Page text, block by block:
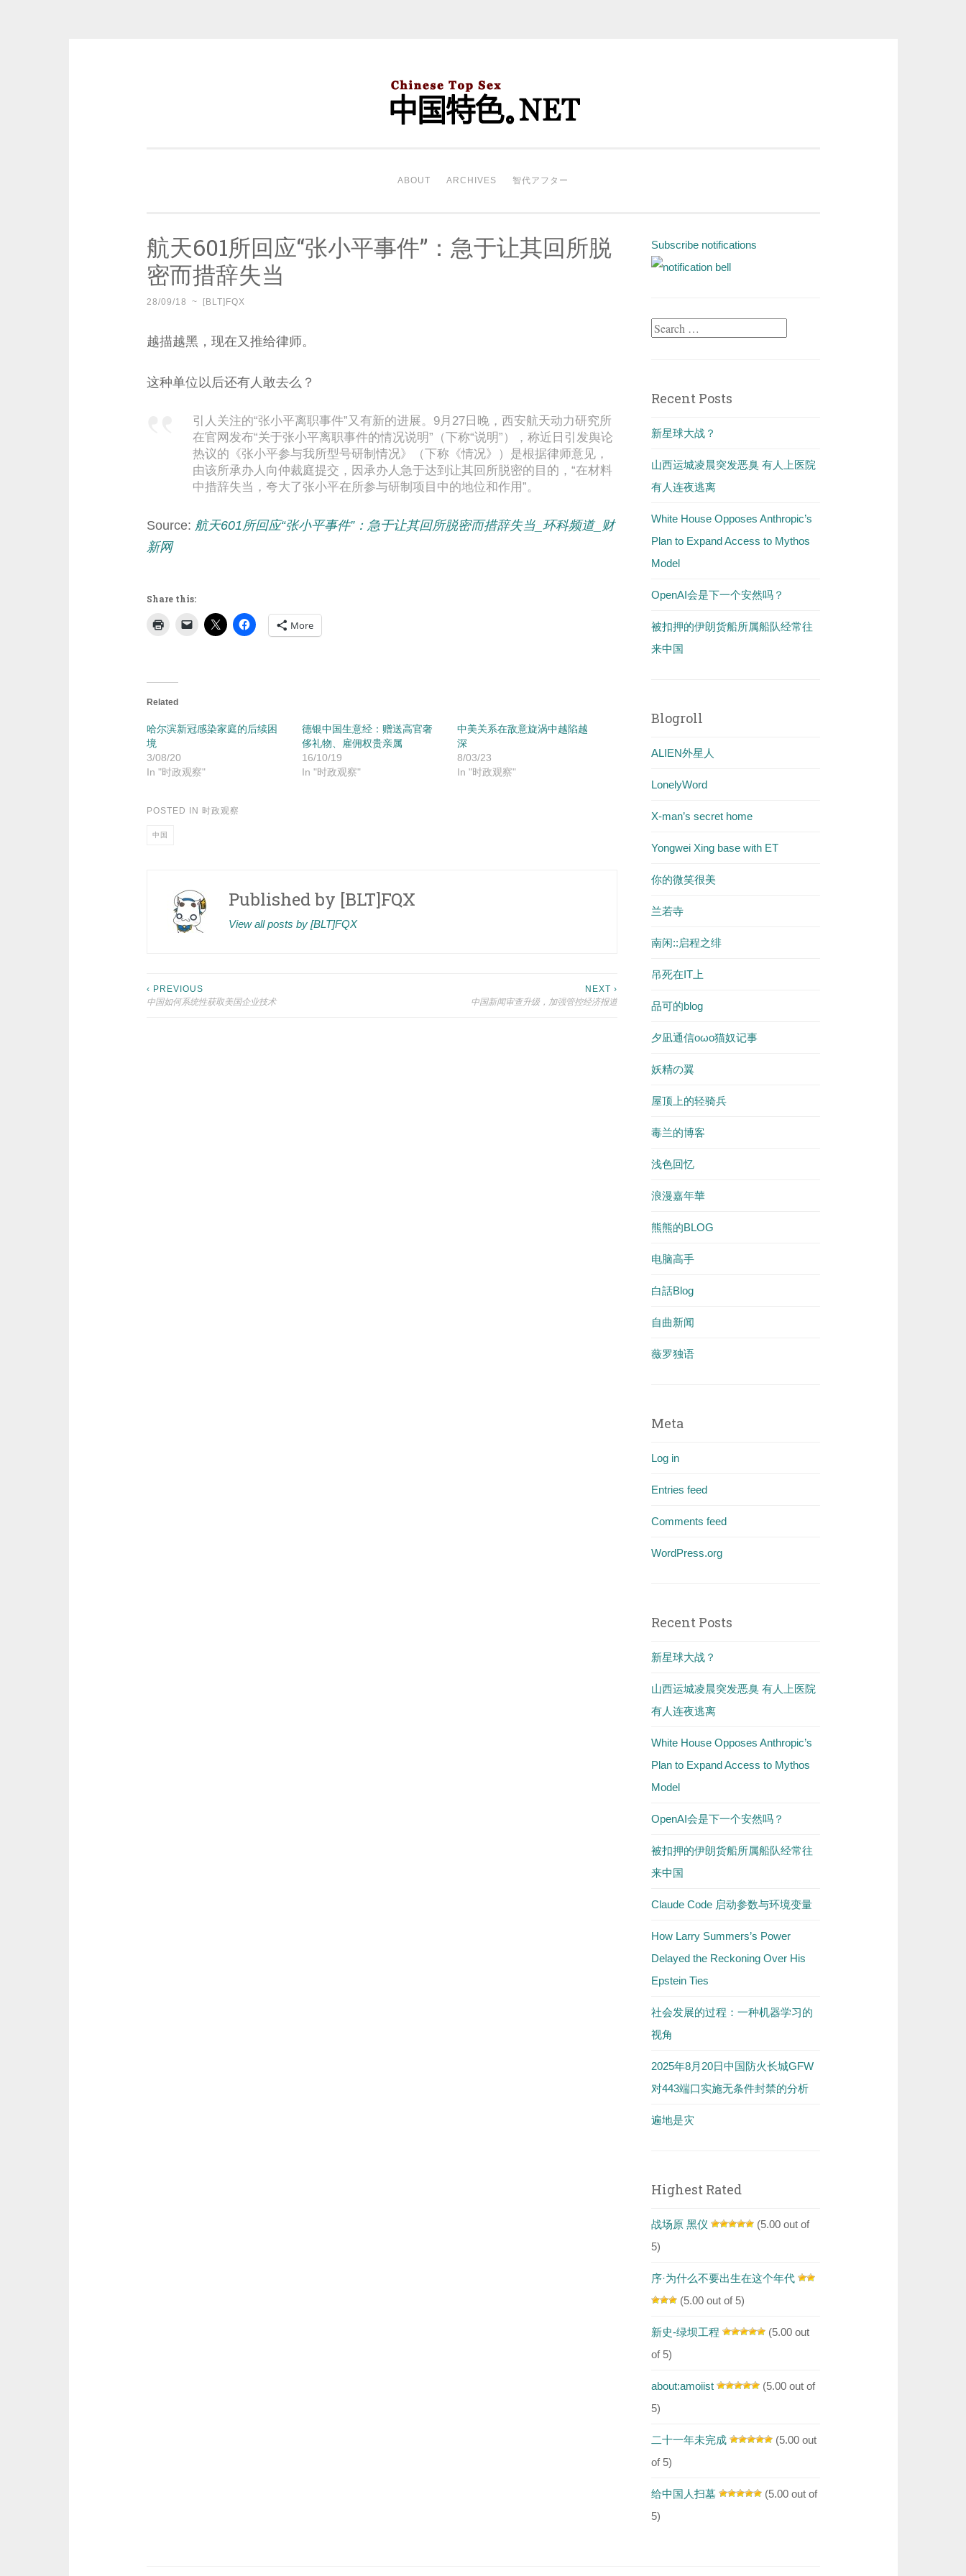
ABOUT ARCHIVES 智代アフター
航天601所回应“张小平事件”：急于让其回所脱
密而措辞失当
28/09/18 ~ [BLT]FQX
越描越黑，现在又推给律师。
这种单位以后还有人敢去么？
引人关注的“张小平离职事件”又有新的进展。9月27日晚，西安航天动力研究所
在官网发布“关于张小平离职事件的情况说明”（下称“说明”），称近日引发舆论
热议的《张小平参与我所型号研制情况》（下称《情况》）是根据律师意见，
由该所承办人向仲裁庭提交，因承办人急于达到让其回所脱密的目的，“在材料
中措辞失当，夸大了张小平在所参与研制项目中的地位和作用”。
Source: 航天601所回应“张小平事件”：急于让其回所脱密而措辞失当_环科频道_财
新网
Share this:
More
Related
哈尔滨新冠感染家庭的后续困
境
3/08/20
In "时政观察"
德银中国生意经：赠送高官奢
侈礼物、雇佣权贵亲属
16/10/19
In "时政观察"
中美关系在敌意旋涡中越陷越
深
8/03/23
In "时政观察"
POSTED IN 时政观察
中国
Published by [BLT]FQX
View all posts by [BLT]FQX
Post
‹ PREVIOUS
中国如何系统性获取美国企业技术
NEXT ›
中国新闻审查升级，加强管控经济报道
Subscribe notifications
Search
Recent Posts
新星球大战？
山西运城凌晨突发恶臭 有人上医院
有人连夜逃离
White House Opposes Anthropic’s
Plan to Expand Access to Mythos
Model
OpenAI会是下一个安然吗？
被扣押的伊朗货船所属船队经常往
来中国
Blogroll
ALIEN外星人
LonelyWord
X-man’s secret home
Yongwei Xing base with ET
你的微笑很美
兰若寺
南闲::启程之绯
吊死在IT上
品可的blog
夕凪通信oωo猫奴记事
妖精の翼
屋顶上的轻骑兵
毒兰的博客
浅色回忆
浪漫嘉年華
熊熊的BLOG
电脑高手
白話Blog
自曲新闻
薇罗独语
Meta
Log in
Entries feed
Comments feed
WordPress.org
Recent Posts
新星球大战？
山西运城凌晨突发恶臭 有人上医院
有人连夜逃离
White House Opposes Anthropic’s
Plan to Expand Access to Mythos
Model
OpenAI会是下一个安然吗？
被扣押的伊朗货船所属船队经常往
来中国
Claude Code 启动参数与环境变量
How Larry Summers’s Power
Delayed the Reckoning Over His
Epstein Ties
社会发展的过程：一种机器学习的
视角
2025年8月20日中国防火长城GFW
对443端口实施无条件封禁的分析
遍地是灾
Highest Rated
战场原 黑仪
(5.00 out of
5)
序·为什么不要出生在这个年代
(5.00 out of 5)
新史-绿坝工程
(5.00 out
of 5)
about:amoiist
(5.00 out of
5)
二十一年未完成
(5.00 out
of 5)
给中国人扫墓
(5.00 out of
5)